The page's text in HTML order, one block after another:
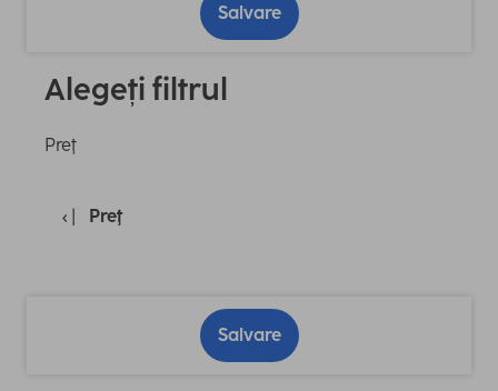
Salvare
Alegeți filtrul
Preţ
Preţ
Salvare